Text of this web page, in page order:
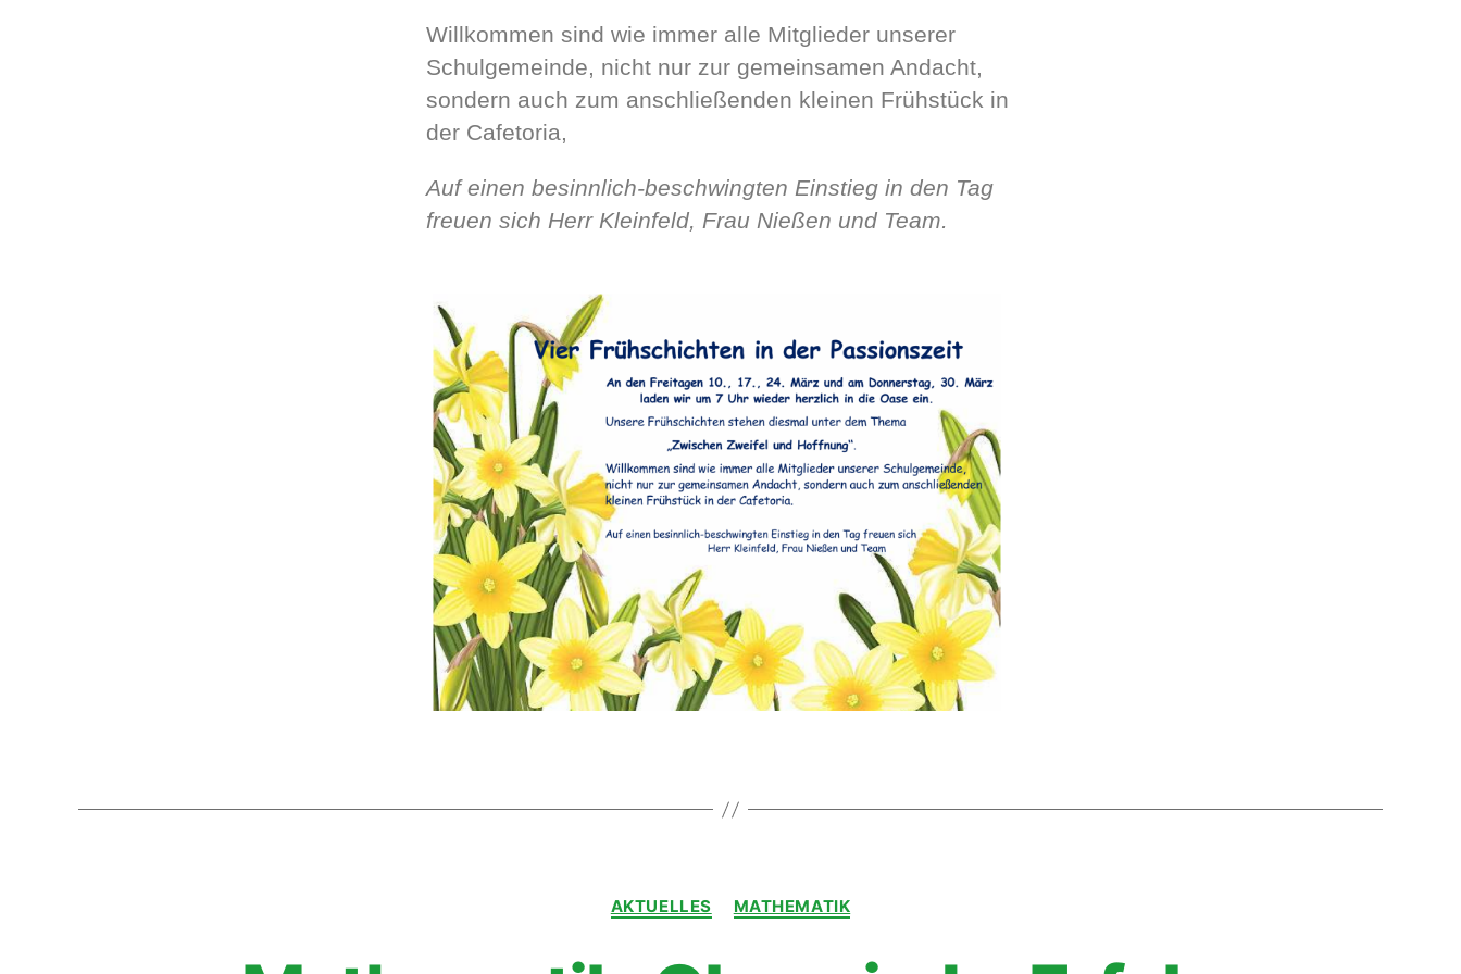
Willkommen sind wie immer alle Mitglieder unserer
Schulgemeinde, nicht nur zur gemeinsamen Andacht,
sondern auch zum anschließenden kleinen Frühstück in
der Cafetoria,
Auf einen besinnlich-beschwingten Einstieg in den Tag
freuen sich Herr Kleinfeld, Frau Nießen und Team.
AKTUELLES MATHEMATIK